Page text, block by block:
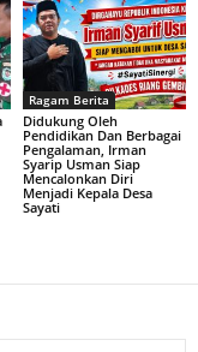
Ragam Berita
Didukung Oleh
Pendidikan Dan Berbagai
Pengalaman, Irman
Syarip Usman Siap
Mencalonkan Diri
Menjadi Kepala Desa
Sayati